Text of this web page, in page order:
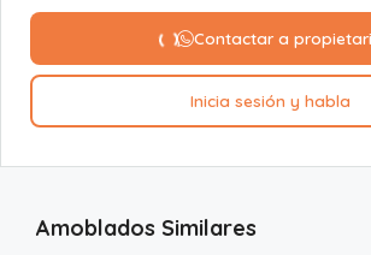
Contactar a
Inicia sesión y habla
Amoblados Similares